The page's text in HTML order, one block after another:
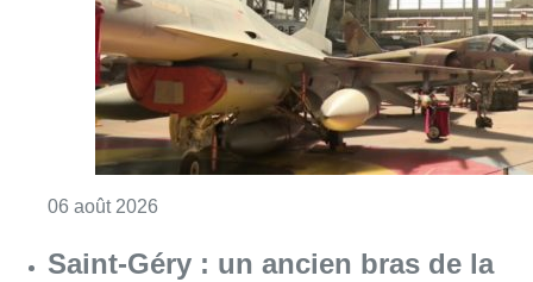
06 août 2026
Saint-Géry : un ancien bras de la